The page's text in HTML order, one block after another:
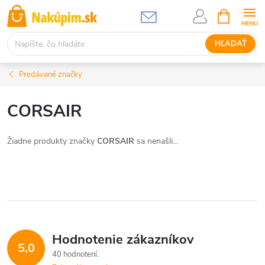
Prejsť
na
obsah
HĽADAŤ
KOŠÍK
Predávané značky
CORSAIR
Žiadne produkty značky CORSAIR sa nenašli...
5,0 Hodnotenie zákazníkov
40 hodnotení